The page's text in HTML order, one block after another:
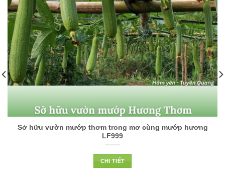
Sở hữu vườn mướp thơm trong mơ cùng mướp hương
LF999
CHI TIẾT